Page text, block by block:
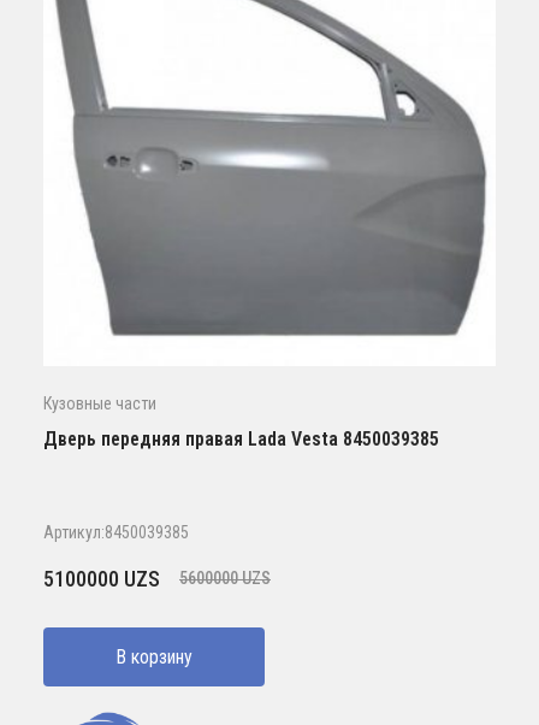
Кузовные части
Дверь передняя правая Lada Vesta 8450039385
Артикул:8450039385
5600000UZS
Первоначальная
составляла
5600000 UZS.
5100000 UZS
Текущая
5100000 UZS.
В корзину